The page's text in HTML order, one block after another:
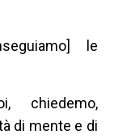
le
chiedemo,
di mente e di